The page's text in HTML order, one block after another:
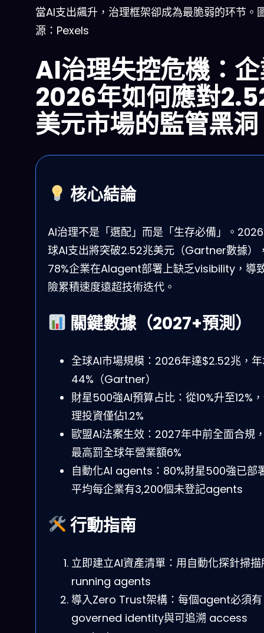
當AI支出飆升，治理框架卻成為最脆弱的环节。
源：Pexels
AI治理失控危機：
2026年如何應對
美元市場的監管黑
核心結論
AI治理不是「選配」而是「生存必備」。
球AI支出將突破2.52兆美元（Gartner數據）
78%企業在AIagent部署上缺乏visibility，導
險累積速度遠超技術迭代。
關鍵數據（2027+預測）
全球AI市場規模：2026年達$2.52兆，
44%（Gartner）
財星500強AI預算占比：從10%升至12%
理投資僅佔1.2%
歐盟AI法案生效：2027年中前全面合規
最高罰全球年營業額6%
自動化AI agents：80%財星500強已部
平均每企業有3,200個未登記agents
行動指南
立即建立AI資產清單：用自動化探針掃
running agents
導入Zero Trust架構：每個agent必須有
governed identity與可追溯 access